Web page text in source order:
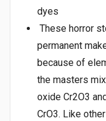
dyes
These horror
permanent
because of
the masters
oxide Cr2O3
CrO3. Like